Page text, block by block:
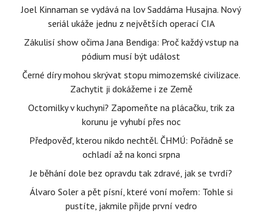
Joel Kinnaman se vydává na lov Saddáma Husajna. Nový
seriál ukáže jednu z největších operací CIA
Zákulisí show očima Jana Bendiga: Proč každý vstup na
pódium musí být událost
Černé díry mohou skrývat stopu mimozemské civilizace.
Zachytit ji dokážeme i ze Země
Octomilky v kuchyni? Zapomeňte na plácačku, trik za
korunu je vyhubí přes noc
Předpověď, kterou nikdo nechtěl. ČHMÚ: Pořádně se
ochladí až na konci srpna
Je běhání dole bez opravdu tak zdravé, jak se tvrdí?
Álvaro Soler a pět písní, které voní mořem: Tohle si
pustíte, jakmile přijde první vedro